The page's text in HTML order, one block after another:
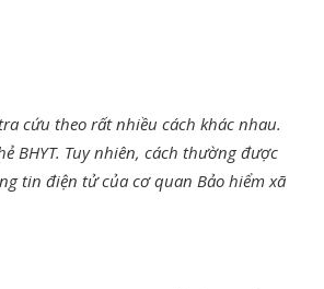
cứu theo rất nhiều cách khác nhau.
BHYT. Tuy nhiên, cách thường được
tin điện tử của cơ quan Bảo hiểm xã